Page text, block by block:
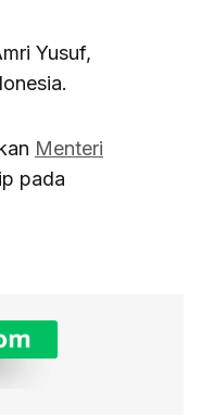
Yusuf,
Menteri
pada